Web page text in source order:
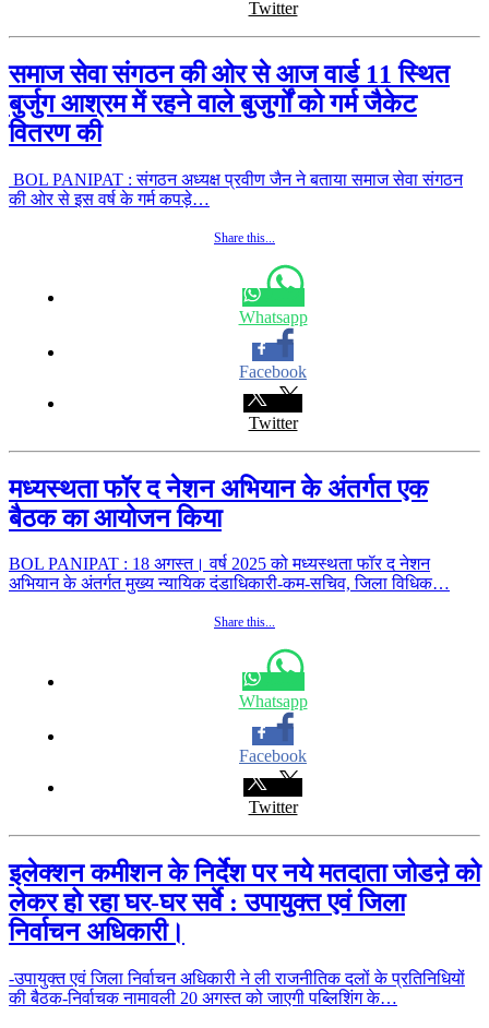
Twitter
समाज सेवा संगठन की ओर से आज वार्ड 11 स्थित
बुर्जुग आश्रम में रहने वाले बुजुर्गों को गर्म जैकेट
वितरण की
BOL PANIPAT : संगठन अध्यक्ष प्रवीण जैन ने बताया समाज सेवा संगठन
की ओर से इस वर्ष के गर्म कपड़े…
Share this...
Whatsapp
Facebook
Twitter
मध्यस्थता फॉर द नेशन अभियान के अंतर्गत एक
बैठक का आयोजन किया
BOL PANIPAT : 18 अगस्त। वर्ष 2025 को मध्यस्थता फॉर द नेशन
अभियान के अंतर्गत मुख्य न्यायिक दंडाधिकारी-कम-सचिव, जिला विधिक…
Share this...
Whatsapp
Facebook
Twitter
इलेक्शन कमीशन के निर्देश पर नये मतदाता जोडऩे को
लेकर हो रहा घर-घर सर्वे : उपायुक्त एवं जिला
निर्वाचन अधिकारी।
-उपायुक्त एवं जिला निर्वाचन अधिकारी ने ली राजनीतिक दलों के प्रतिनिधियों
की बैठक-निर्वाचक नामावली 20 अगस्त को जाएगी पब्लिशिंग के…